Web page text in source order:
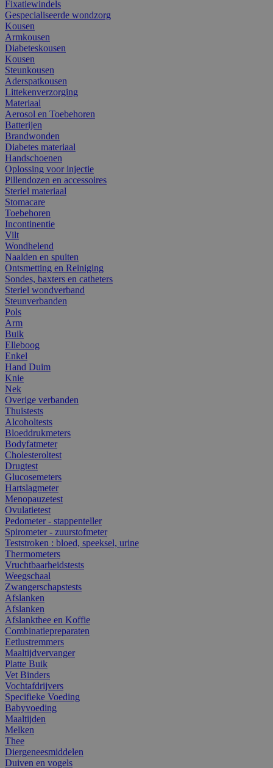
Fixatiewindels
Gespecialiseerde wondzorg
Kousen
Armkousen
Diabeteskousen
Kousen
Steunkousen
Aderspatkousen
Littekenverzorging
Materiaal
Aerosol en Toebehoren
Batterijen
Brandwonden
Diabetes materiaal
Handschoenen
Oplossing voor injectie
Pillendozen en accessoires
Steriel materiaal
Stomacare
Toebehoren
Incontinentie
Vilt
Wondhelend
Naalden en spuiten
Ontsmetting en Reiniging
Sondes, baxters en catheters
Steriel wondverband
Steunverbanden
Pols
Arm
Buik
Elleboog
Enkel
Hand Duim
Knie
Nek
Overige verbanden
Thuistests
Alcoholtests
Bloeddrukmeters
Bodyfatmeter
Cholesteroltest
Drugtest
Glucosemeters
Hartslagmeter
Menopauzetest
Ovulatietest
Pedometer - stappenteller
Spirometer - zuurstofmeter
Teststroken : bloed, speeksel, urine
Thermometers
Vruchtbaarheidstests
Weegschaal
Zwangerschapstests
Afslanken
Afslanken
Afslankthee en Koffie
Combinatiepreparaten
Eetlustremmers
Maaltijdvervanger
Platte Buik
Vet Binders
Vochtafdrijvers
Specifieke Voeding
Babyvoeding
Maaltijden
Melken
Thee
Diergeneesmiddelen
Duiven en vogels